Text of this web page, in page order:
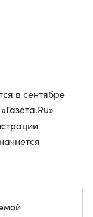
в сентябре